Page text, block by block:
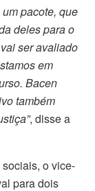
pacote, que
deles para o
ser avaliado
em
Bacen
também
, disse a
o vice-
para dois